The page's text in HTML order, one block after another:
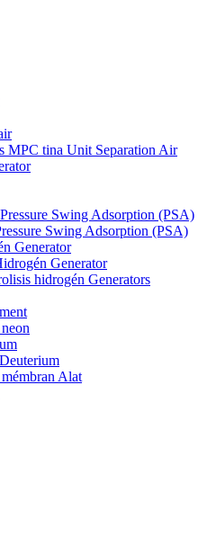
MPC tina Unit Separation Air
Swing Adsorption (PSA)
Swing Adsorption (PSA)
Generator
Generator
hidrogén Generators
Alat